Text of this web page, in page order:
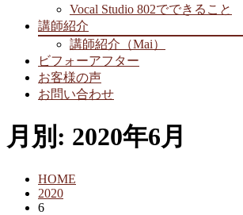
Vocal Studio 802でできること
講師紹介
講師紹介（Mai）
ビフォーアフター
お客様の声
お問い合わせ
月別: 2020年6月
HOME
2020
6